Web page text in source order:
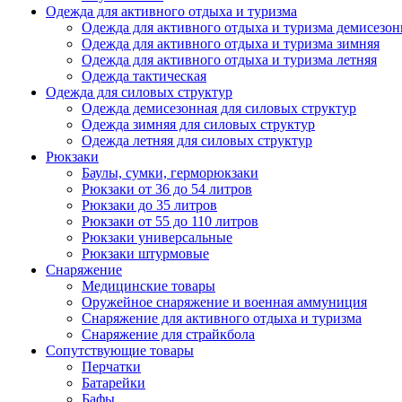
Одежда для активного отдыха и туризма
Одежда для активного отдыха и туризма
Одежда для активного отдыха и туризма зимняя
Одежда для активного отдыха и туризма летняя
Одежда тактическая
Одежда для силовых структур
Одежда демисезонная для силовых структур
Одежда зимняя для силовых структур
Одежда летняя для силовых структур
Рюкзаки
Баулы, сумки, герморюкзаки
Рюкзаки от 36 до 54 литров
Рюкзаки до 35 литров
Рюкзаки от 55 до 110 литров
Рюкзаки универсальные
Рюкзаки штурмовые
Снаряжение
Медицинские товары
Оружейное снаряжение и военная аммуниция
Снаряжение для активного отдыха и туризма
Снаряжение для страйкбола
Сопутствующие товары
Перчатки
Батарейки
Бафы